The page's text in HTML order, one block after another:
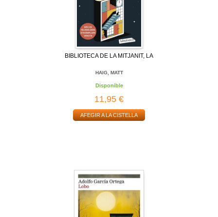
BIBLIOTECA DE LA MITJANIT, LA
HAIG, MATT
Disponible
11,95 €
AFEGIR A LA CISTELLA